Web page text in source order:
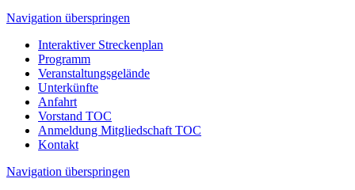
Navigation überspringen
Interaktiver Streckenplan
Programm
Veranstaltungsgelände
Unterkünfte
Anfahrt
Vorstand TOC
Anmeldung Mitgliedschaft TOC
Kontakt
Navigation überspringen